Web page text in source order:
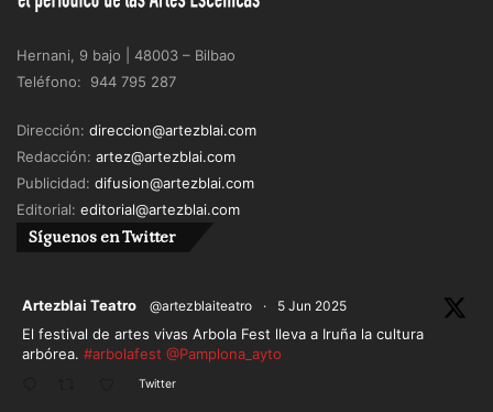
Hernani, 9 bajo | 48003 – Bilbao
Teléfono: 944 795 287
Dirección: direccion@artezblai.com
Redacción: artez@artezblai.com
Publicidad: difusion@artezblai.com
Editorial: editorial@artezblai.com
Síguenos en Twitter
Artezblai Teatro @artezblaiteatro · 5 Jun 2025
El festival de artes vivas Arbola Fest lleva a Iruña la cultura
arbórea. #arbolafest @Pamplona_ayto
Twitter